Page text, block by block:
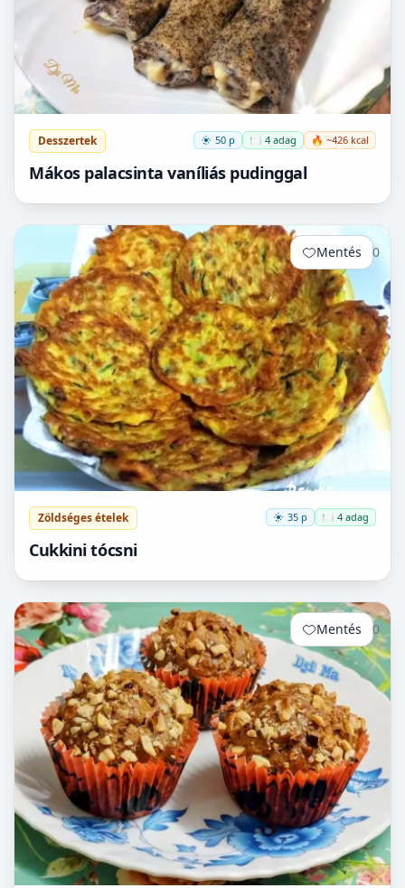
Desszertek 50 p 🍽️ 4 adag 🔥 ~426 kcal
Mákos palacsinta vaníliás pudinggal
Mentés 0
Zöldséges ételek 35 p 🍽️ 4 adag
Cukkini tócsni
Mentés 0